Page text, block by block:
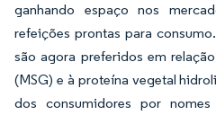
ganhando espaço nos
refeições prontas para
são agora preferidos em
(MSG) e à proteína vegetal
dos consumidores por